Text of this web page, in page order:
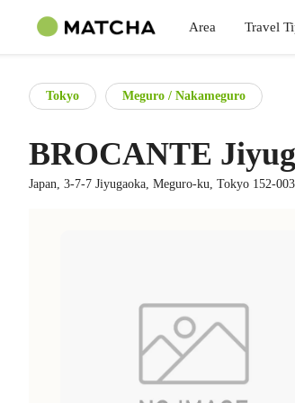
Area Travel
Tokyo Meguro / Nakameguro
BROCANTE
Japan, 3-7-7 Jiyugaoka, Meguro-ku, Tokyo 152-